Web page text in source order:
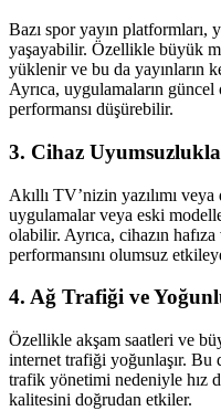
Bazı spor yayın platformları,
yaşayabilir. Özellikle büyük
yüklenir ve bu da yayınların
Ayrıca, uygulamaların güncel
performansı düşürebilir.
3. Cihaz
Akıllı TV’nizin yazılımı
uygulamalar veya eski
olabilir. Ayrıca, cihazın
performansını olumsuz
4. Ağ Trafiği ve
Özellikle akşam saatleri ve
internet trafiği yoğunlaşır. Bu
trafik yönetimi nedeniyle hız
kalitesini doğrudan etkiler.